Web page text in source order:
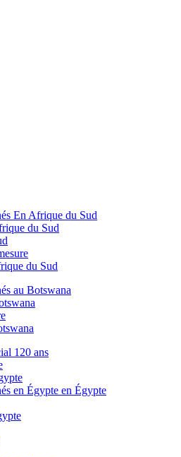
En Afrique du Sud
du Sud
du Sud
au Botswana
120 ans
en Égypte en Égypte